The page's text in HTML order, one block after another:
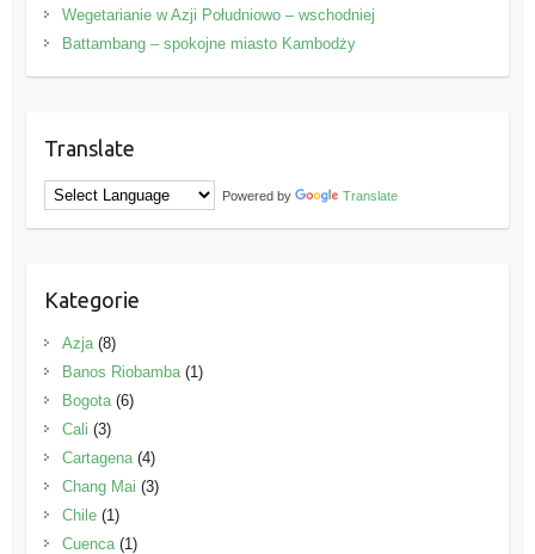
Wegetarianie w Azji Południowo – wschodniej
Battambang – spokojne miasto Kambodży
Translate
Powered by Translate
Kategorie
Azja(8)
Banos Riobamba(1)
Bogota(6)
Cali (3)
Cartagena(4)
Chang Mai (3)
Chile(1)
Cuenca(1)